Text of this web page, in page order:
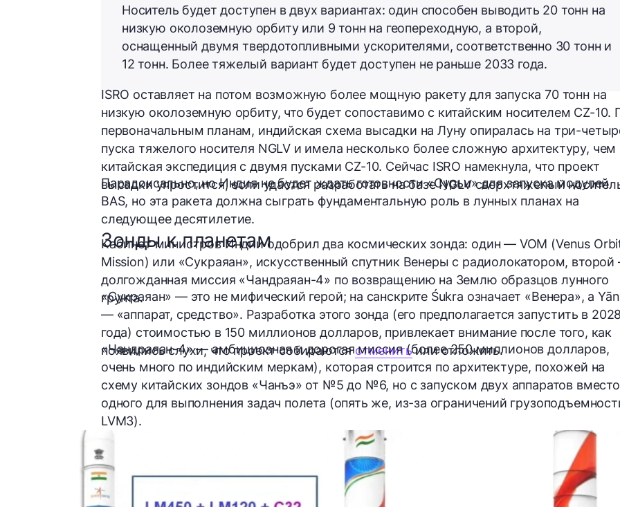
Носитель будет доступен в двух вариантах: один способен выводить 20 тонн на
низкую околоземную орбиту или 9 тонн на геопереходную, а второй,
оснащенный двумя твердотопливными ускорителями, соответственно 30 тонн и
12 тонн. Более тяжелый вариант будет доступен не раньше 2033 года.
ISRO оставляет на потом возможную более мощную ракету для запуска 70 тонн на
низкую околоземную орбиту, что будет сопоставимо с китайским носителем CZ-10.
первоначальным планам, индийская схема высадки на Луну опиралась на три-
пуска тяжелого носителя NGLV и имела несколько более сложную архитектуру, чем
китайская экспедиция с двумя пусками CZ-10. Сейчас ISRO намекнула, что проект
высадки упростится, если удастся разработать на базе NGLV сверхтяжелый
Парадоксально, но Индия не будет ждать готовности «Сурьи» для запуска модулей
BAS, но эта ракета должна сыграть фундаментальную роль в лунных планах на
следующее десятилетие.
Зонды к планетам
Кабинет министров Индии одобрил два космических зонда: один — VOM (Venus
Mission) или «Сукраяан», искусственный спутник Венеры с радиолокатором,
долгожданная миссия «Чандраяан-4» по возвращению на Землю образцов лунного
грунта.
«Сукраяан» — это не мифический герой; на санскрите Śukra означает «Венера», а
— «аппарат, средство». Разработка этого зонда (его предполагается запустить в 2028
года) стоимостью в 150 миллионов долларов, привлекает внимание после того, как
появились слухи, что проект собираютсяотменитьили отложить.
«Чандраяан-4» — амбициозная и дорогая миссия (более 250 миллионов долларов,
очень много по индийским меркам), которая строится по архитектуре, похожей на
схему китайских зондов «Чанъэ» от №5 до №6, но с запуском двух аппаратов вместо
одного для выполнения задач полета (опять же, из-за ограничений
LVM3).